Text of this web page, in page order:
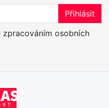
Přihlásit
zpracováním osobních